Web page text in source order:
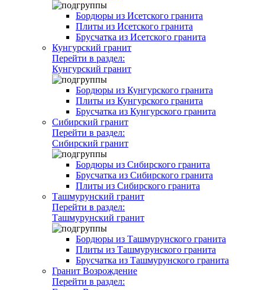
Бордюры из Исетского гранита
Плиты из Исетского гранита
Брусчатка из Исетского гранита
Кунгурский гранит
Перейти в раздел:
Кунгурский гранит
Бордюры из Кунгурского гранита
Плиты из Кунгурского гранита
Брусчатка из Кунгурского гранита
Сибирский гранит
Перейти в раздел:
Сибирский гранит
Бордюры из Сибирского гранита
Брусчатка из Сибирского гранита
Плиты из Сибирского гранита
Ташмурунский гранит
Перейти в раздел:
Ташмурунский гранит
Бордюры из Ташмурунского гранита
Плиты из Ташмурунского гранита
Брусчатка из Ташмурунского гранита
Гранит Возрождение
Перейти в раздел: